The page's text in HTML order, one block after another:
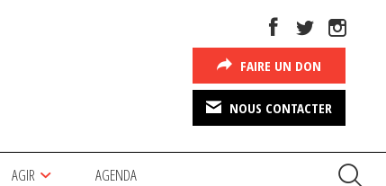
FAIRE UN DON
NOUS CONTACTER
AGIR AGENDA